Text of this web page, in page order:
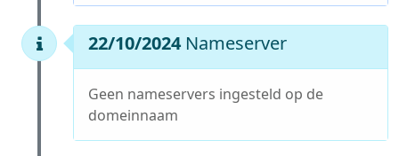
22/10/2024 Nameserver
Geen nameservers ingesteld op de
domeinnaam